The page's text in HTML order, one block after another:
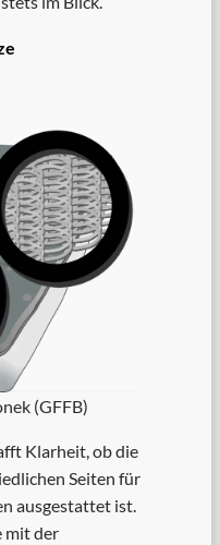
(GFFB)
Klarheit, ob die
Seiten für
ausgestattet ist.
mit der